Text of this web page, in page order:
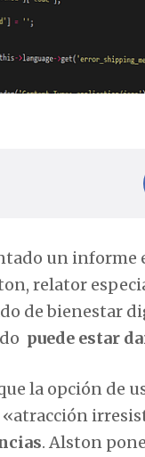
un informe
relator
de bienestar
puede estar
la opción de
. Alston